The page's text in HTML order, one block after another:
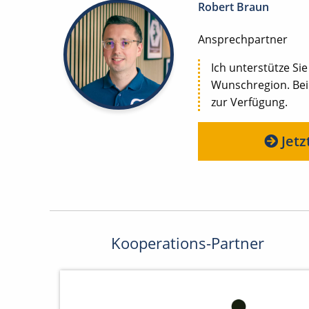
Robert Braun
Ansprechpartner
Ich unterstütze
Wunschregion.
zur Verfügung.
Kooperations-Partner